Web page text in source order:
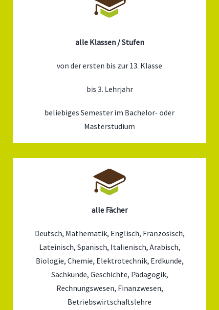
alle Klassen / Stufen
von der ersten bis zur 13. Klasse
bis 3. Lehrjahr
beliebiges Semester im Bachelor- oder
Masterstudium
alle Fächer
Deutsch, Mathematik, Englisch, Französisch,
Lateinisch, Spanisch, Italienisch, Arabisch,
Biologie, Chemie, Elektrotechnik, Erdkunde,
Sachkunde, Geschichte, Pädagogik,
Rechnungswesen, Finanzwesen,
Betriebswirtschaftslehre